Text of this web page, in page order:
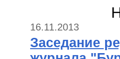
16.11.2013
Заседание